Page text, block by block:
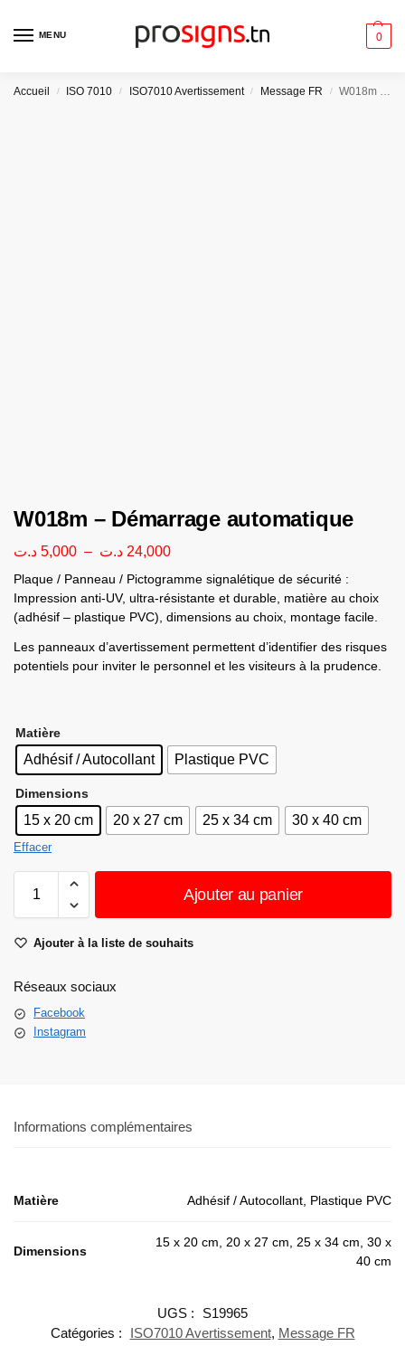
MENU 0
Accueil / ISO 7010 / ISO7010 Avertissement / Message FR / W018m – Démarrage automatique
W018m – Démarrage automatique
5,000 د.ت – 24,000 د.ت
Plaque / Panneau / Pictogramme signalétique de sécurité :
Impression anti-UV, ultra-résistante et durable, matière au choix
(adhésif – plastique PVC), dimensions au choix, montage facile.
Les panneaux d’avertissement permettent d’identifier des risques
potentiels pour inviter le personnel et les visiteurs à la prudence.
Matière
Adhésif / Autocollant Plastique PVC
Dimensions
15 x 20 cm 20 x 27 cm 25 x 34 cm 30 x 40 cm
Effacer
Ajouter au panier
Ajouter à la liste de souhaits
Réseaux sociaux
Facebook
Instagram
Informations complémentaires
Matière Adhésif / Autocollant, Plastique PVC
Dimensions
15 x 20 cm, 20 x 27 cm, 25 x 34 cm, 30 x
40 cm
UGS :
S19965
Catégories :
ISO7010 Avertissement, Message FR